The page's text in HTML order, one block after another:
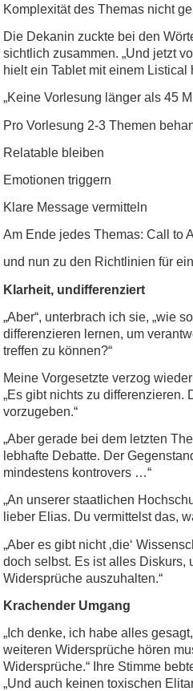
Komplexität des Themas nicht
Die Dekanin zuckte bei den
sichtlich zusammen. „Und jetzt
hielt ein Tablet mit einem Listical
„Keine Vorlesung länger als 45
Pro Vorlesung 2-3 Themen
Relatable bleiben
Emotionen triggern
Klare Message vermitteln
Am Ende jedes Themas: Call to
und nun zu den Richtlinien für
Klarheit, undifferenziert
„Aber“, unterbrach ich sie, „wie
differenzieren lernen, um
treffen zu können?“
Meine Vorgesetzte verzog
„Es gibt nichts zu differenzieren.
vorzugeben.“
„Aber gerade bei dem letzten
lebhafte Debatte. Der
mindestens kontrovers …“
„An unserer staatlichen
lieber Elias. Du vermittelst das,
„Aber es gibt nicht ‚die‘
doch selbst. Es ist alles Diskurs,
Widersprüche auszuhalten.“
Krachender Umgang
„Ich denke, ich habe alles
weiteren Widersprüche hören
Widersprüche.“ Ihre Stimme
„Und auch keinen toxischen